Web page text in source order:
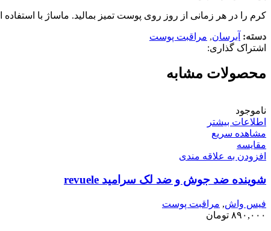
کرم را در هر زمانی از روز روی پوست تمیز بمالید. ماساژ با
دسته: آبرسان, مراقبت پوست
اشتراک گذاری:
محصولات مشابه
ناموجود
اطلاعات بیشتر
مشاهده سریع
مقایسه
افزودن به علاقه مندی
شوینده ضد جوش و ضد لک سرامید revuele
فیس واش, مراقبت پوست
۸۹۰,۰۰۰ تومان